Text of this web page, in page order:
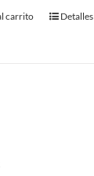
carrito Detalles